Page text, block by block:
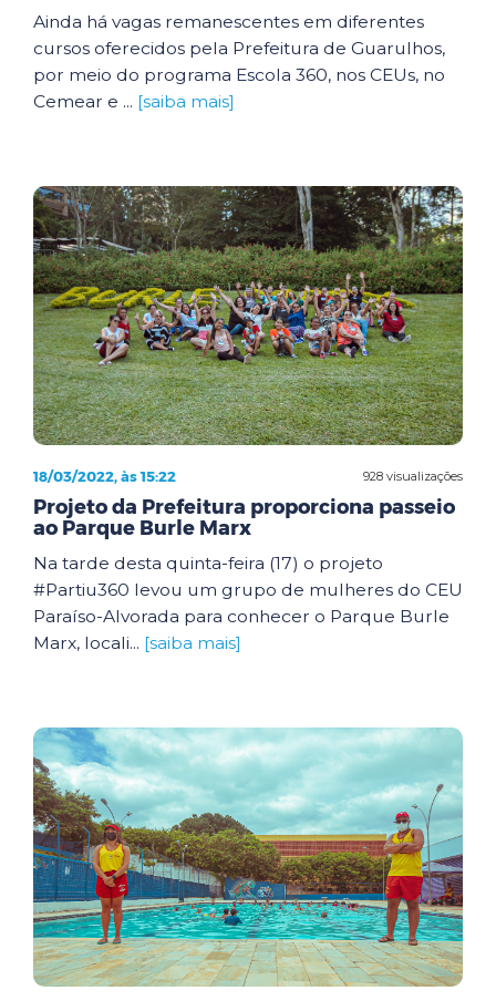
Ainda há vagas remanescentes em diferentes
cursos oferecidos pela Prefeitura de Guarulhos,
por meio do programa Escola 360, nos CEUs, no
Cemear e ... [saiba mais]
928 visualizações
18/03/2022, às 15:22
Projeto da Prefeitura proporciona passeio
ao Parque Burle Marx
Na tarde desta quinta-feira (17) o projeto
#Partiu360 levou um grupo de mulheres do CEU
Paraíso-Alvorada para conhecer o Parque Burle
Marx, locali... [saiba mais]